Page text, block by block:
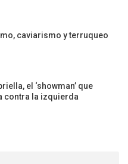
caviarismo y terruqueo
el ‘showman’ que
contra la izquierda